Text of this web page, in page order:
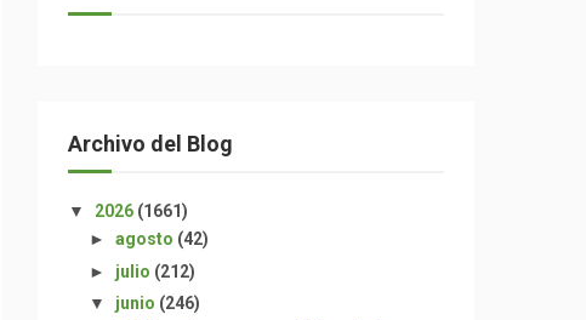
Archivo del Blog
▼ 2026 (1661)
► agosto (42)
► julio (212)
▼ junio (246)